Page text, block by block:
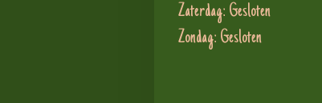
Zondag: Gesloten